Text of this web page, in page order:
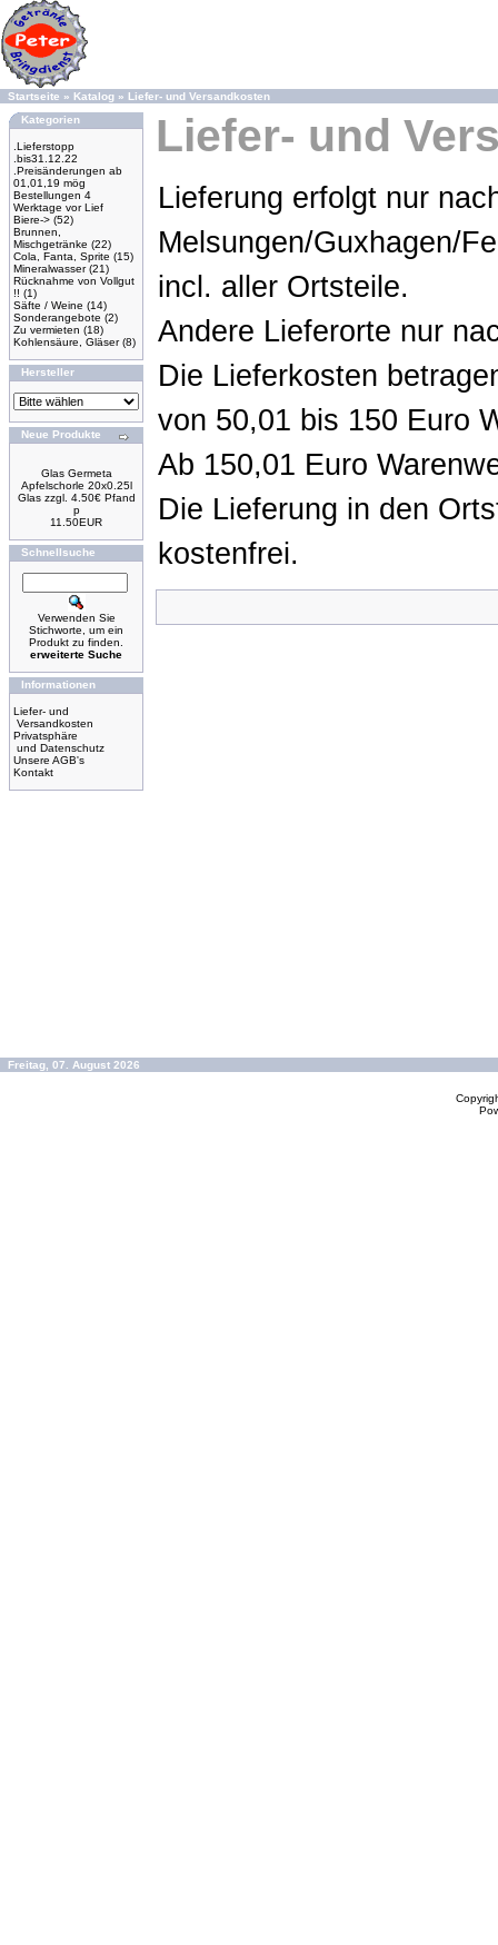
Startseite » Katalog » Liefer- und Versandkosten
Kategorien
.Lieferstopp
.bis31.12.22
.Preisänderungen ab
01,01,19 mög
Bestellungen 4
Werktage vor Lief
Biere-> (52)
Brunnen,
Mischgetränke (22)
Cola, Fanta, Sprite (15)
Mineralwasser(21)
Rücknahme von Vollgut
!! (1)
Säfte / Weine (14)
Sonderangebote (2)
Zu vermieten (18)
Kohlensäure, Gläser(8)
Hersteller
Neue Produkte
Glas Germeta
Apfelschorle 20x0.25l
Glas zzgl. 4.50€ Pfand
p
11.50EUR
Schnellsuche
Verwenden Sie
Stichworte, um ein
Produkt zu finden.
erweiterte Suche
Informationen
Liefer- und
Versandkosten
Privatsphäre
und Datenschutz
Unsere AGB's
Kontakt
Liefer- und
Lieferung erfolgt nur
Melsungen/Guxhagen/
incl. aller Ortsteile.
Andere Lieferorte nur
Die Lieferkosten
von 50,01 bis 150 Euro
Ab 150,01 Euro
Die Lieferung in den
kostenfrei.
Freitag, 07. August 2026